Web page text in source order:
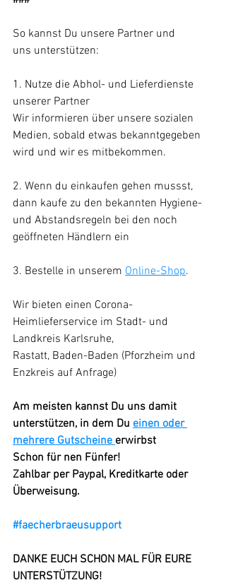
So kannst Du unsere Partner und
uns unterstützen:
1. Nutze die Abhol- und Lieferdienste
unserer Partner
Wir informieren über unsere sozialen
Medien, sobald etwas bekanntgegeben
wird und wir es mitbekommen.
2. Wenn du einkaufen gehen mussst,
dann kaufe zu den bekannten Hygiene-
und Abstandsregeln bei den noch
geöffneten Händlern ein
3. Bestelle in unserem Online-Shop.
Wir bieten einen Corona-
Heimlieferservice im Stadt- und
Landkreis Karlsruhe,
Rastatt, Baden-Baden (Pforzheim und
Enzkreis auf Anfrage)
Am meisten kannst Du uns damit
unterstützen, in dem Du einen oder
mehrere Gutscheine erwirbst
Schon für nen Fünfer!
Zahlbar per Paypal, Kreditkarte oder
Überweisung.
#faecherbraeusupport
DANKE EUCH SCHON MAL FÜR EURE
UNTERSTÜTZUNG!